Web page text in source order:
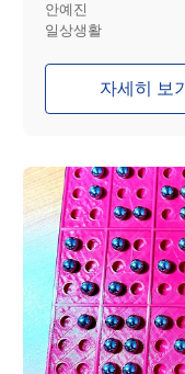
안예진
일상생활
자세히 보기